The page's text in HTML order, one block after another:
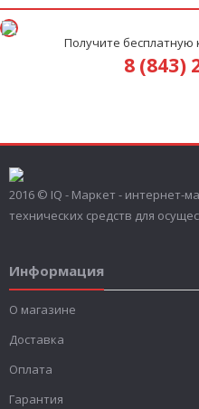
Получите бесплатную
8 (843)
2016 © IQ - Маркет - интернет-
технических средств для
Информация
О магазине
Доставка
Оплата
Гарантия